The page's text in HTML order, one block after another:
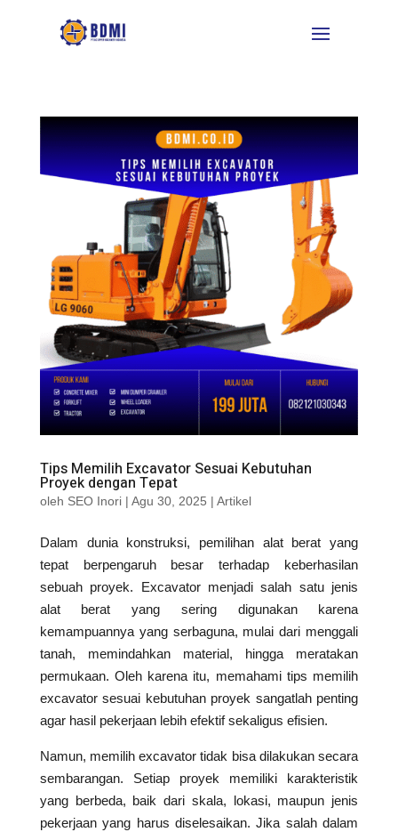
Tips Memilih Excavator Sesuai Kebutuhan
Proyek dengan Tepat
oleh SEO Inori| Agu 30, 2025 | Artikel
Dalam dunia konstruksi, pemilihan alat berat yang
tepat berpengaruh besar terhadap keberhasilan
sebuah proyek. Excavator menjadi salah satu jenis
alat berat yang sering digunakan karena
kemampuannya yang serbaguna, mulai dari menggali
tanah, memindahkan material, hingga meratakan
permukaan. Oleh karena itu, memahami tips memilih
excavator sesuai kebutuhan proyek sangatlah penting
agar hasil pekerjaan lebih efektif sekaligus efisien.
Namun, memilih excavator tidak bisa dilakukan secara
sembarangan. Setiap proyek memiliki karakteristik
yang berbeda, baik dari skala, lokasi, maupun jenis
pekerjaan yang harus diselesaikan. Jika salah dalam